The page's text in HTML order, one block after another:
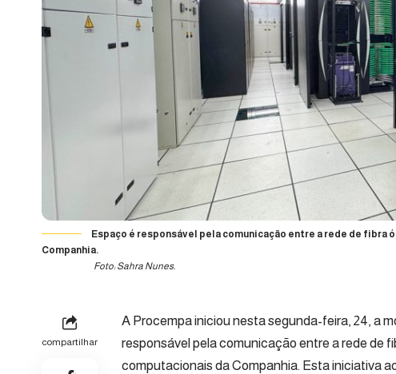
Espaço é responsável pela comunicação entre a rede de
Companhia.
Foto: Sahra Nunes.
compartilhar
A Procempainiciou nesta segunda-feira, 24, a
responsável pela comunicação entre a rede de
computacionais da Companhia. Esta iniciativa